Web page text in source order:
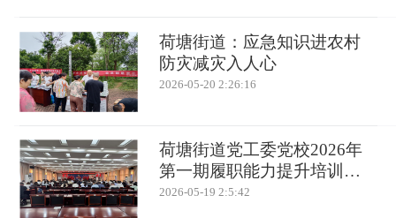
荷塘街道：应急知识进农村
防灾减灾入人心
2026-05-20 2:26:16
荷塘街道党工委党校2026年
第一期履职能力提升培训班
举办
2026-05-19 2:5:42